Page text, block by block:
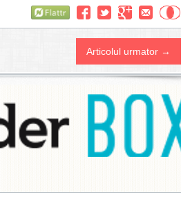
Articolul urmator →